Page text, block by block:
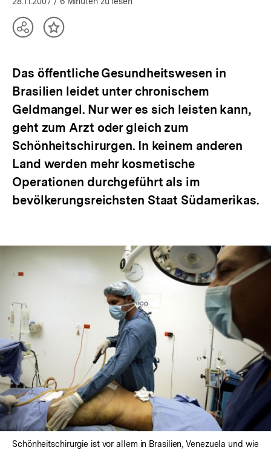
TeilenInhalt
Das öffentliche Gesundheitswesen in
Brasilien leidet unter chronischem
Geldmangel. Nur wer es sich leisten kann,
geht zum Arzt oder gleich zum
Schönheitschirurgen. In keinem anderen
Land werden mehr kosmetische
Operationen durchgeführt als im
bevölkerungsreichsten Staat Südamerikas.
In
Lightbox
öffnen
Schönheitschirurgie ist vor allem in Brasilien, Venezuela und wie